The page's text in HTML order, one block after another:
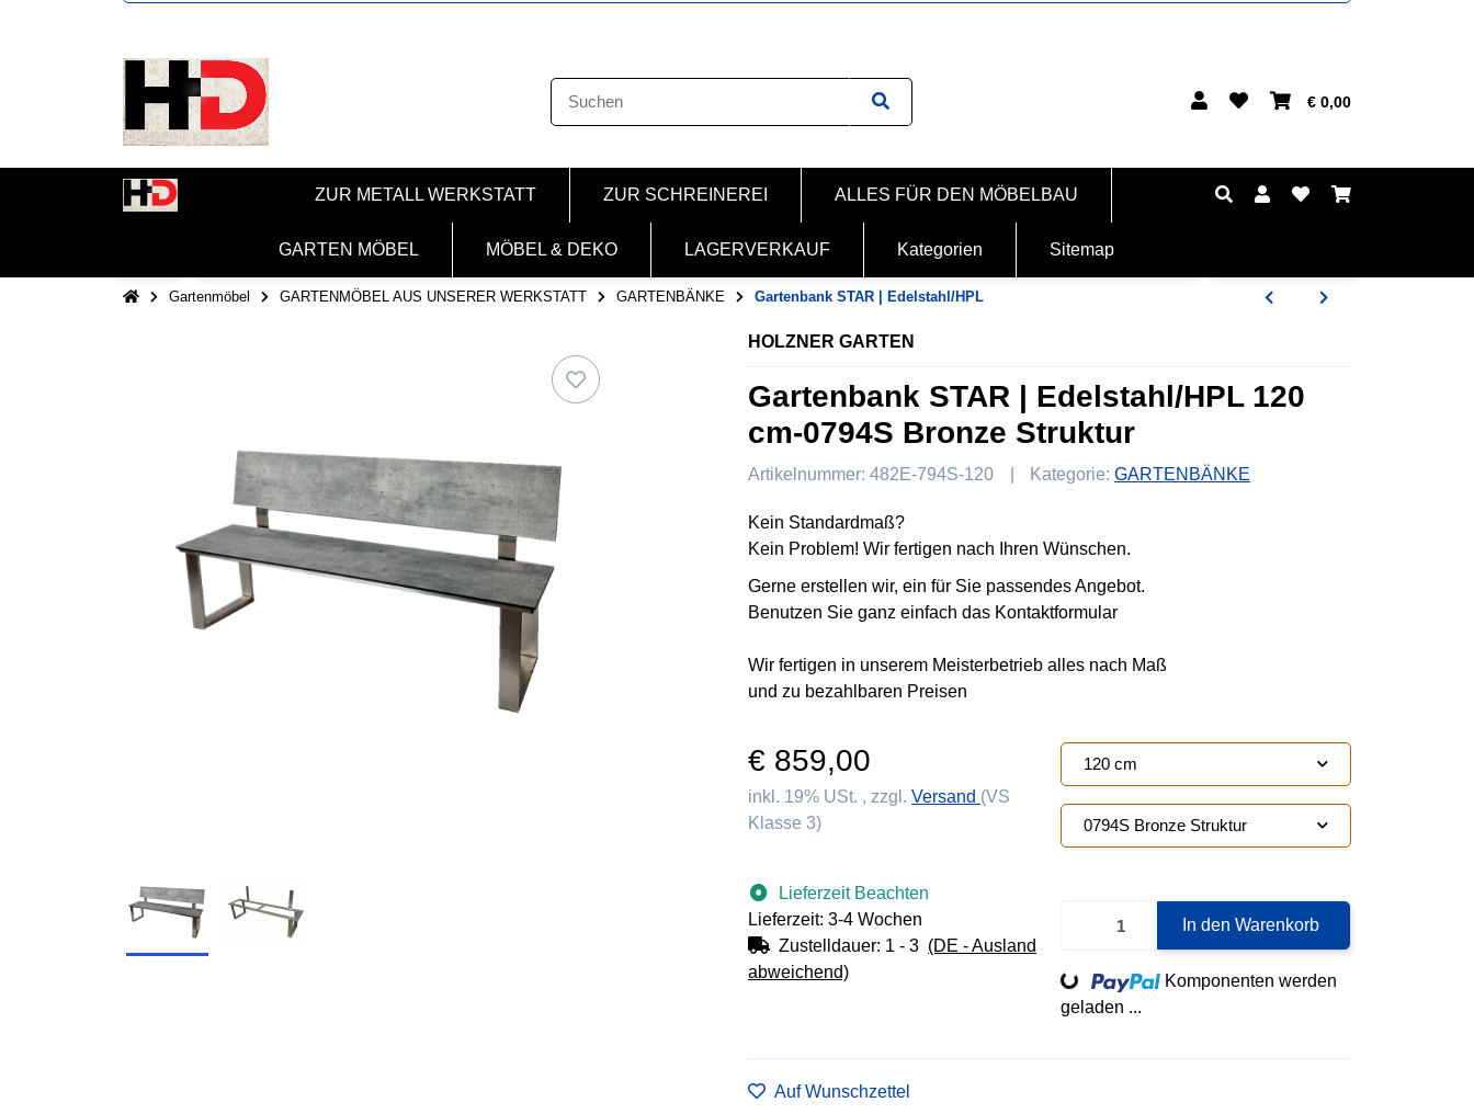
€ 0,00
ZUR METALL WERKSTATT ZUR SCHREINEREI ALLES FÜR DEN MÖBELBAU
GARTEN MÖBEL MÖBEL & DEKO LAGERVERKAUF Kategorien Sitemap
Gartenmöbel GARTENMÖBEL AUS UNSERER WERKSTATT GARTENBÄNKE Gartenbank STAR | Edelstahl/HPL
HOLZNER GARTEN
Gartenbank STAR | Edelstahl/HPL 120
cm-0794S Bronze Struktur
Artikelnummer: 482E-794S-120 Kategorie: GARTENBÄNKE
Kein Standardmaß?
Kein Problem! Wir fertigen nach Ihren Wünschen.
Gerne erstellen wir, ein für Sie passendes Angebot.
Benutzen Sie ganz einfach das Kontaktformular
Wir fertigen in unserem Meisterbetrieb alles nach Maß
und zu bezahlbaren Preisen
€ 859,00
inkl. 19% USt. , zzgl. Versand (VS
Klasse 3)
Lieferzeit Beachten
Lieferzeit: 3-4 Wochen
Zustelldauer: 1 - 3 (DE - Ausland
abweichend)
120 cm
0794S Bronze Struktur
In den Warenkorb
Loading...
Komponenten werden
geladen ...
Auf Wunschzettel